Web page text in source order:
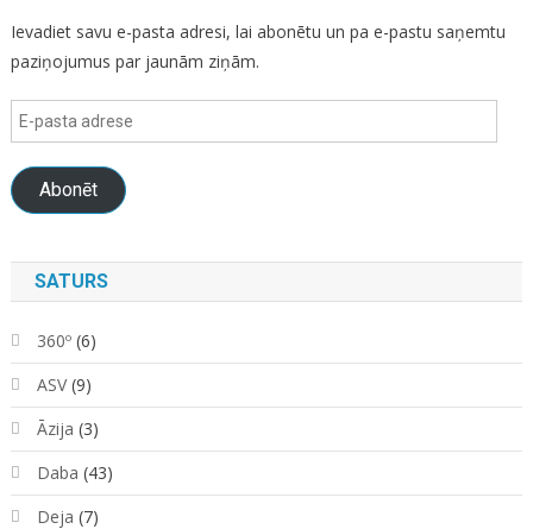
Ievadiet savu e-pasta adresi, lai abonētu un pa e-pastu saņemtu
paziņojumus par jaunām ziņām.
E-
pasta
adrese
Abonēt
SATURS
360º(6)
ASV(9)
Āzija (3)
Daba (43)
Deja (7)